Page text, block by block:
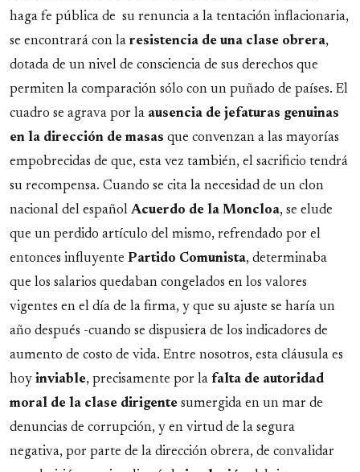
haga fe pública de su renuncia a la tentación inflacionaria,
se encontrará con la resistencia de una clase obrera,
dotada de un nivel de consciencia de sus derechos que
permiten la comparación sólo con un puñado de países. El
cuadro se agrava por la ausencia de jefaturas genuinas
en la dirección de masas que convenzan a las mayorías
empobrecidas de que, esta vez también, el sacrificio tendrá
su recompensa. Cuando se cita la necesidad de un clon
nacional del español Acuerdo de la Moncloa, se elude
que un perdido artículo del mismo, refrendado por el
entonces influyente Partido Comunista, determinaba
que los salarios quedaban congelados en los valores
vigentes en el día de la firma, y que su ajuste se haría un
año después -cuando se dispusiera de los indicadores de
aumento de costo de vida. Entre nosotros, esta cláusula es
hoy inviable, precisamente por la falta de autoridad
moral de la clase dirigente sumergida en un mar de
denuncias de corrupción, y en virtud de la segura
negativa, por parte de la dirección obrera, de convalidar